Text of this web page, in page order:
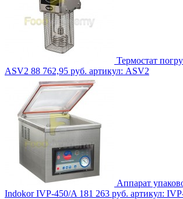
Термостат
ASV2 88 762,95 руб. артикул: ASV2
Аппарат
Indokor IVP-450/A 181 263 руб. артикул: